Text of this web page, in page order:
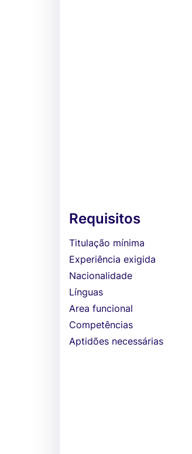
Requisitos
Titulação mínima
Experiência exigida
Nacionalidade
Línguas
Area funcional
Competências
Aptidões necessárias